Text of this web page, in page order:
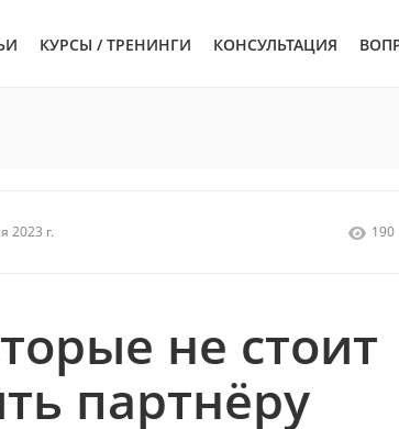
КУРСЫ / ТРЕНИНГИ КОНСУЛЬТАЦИЯ
2023 г. 190
не стоит
партнёру